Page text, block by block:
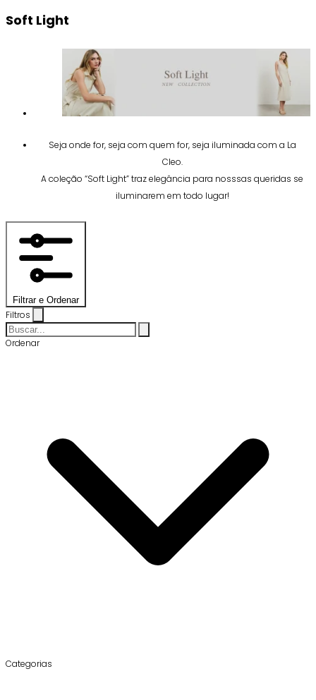
Soft Light
Seja onde for, seja com quem for, seja iluminada com a La
Cleo.
A coleção “Soft Light” traz elegância para nosssas queridas se
iluminarem em todo lugar!
Filtrar e Ordenar
Filtros
Ordenar
Categorias